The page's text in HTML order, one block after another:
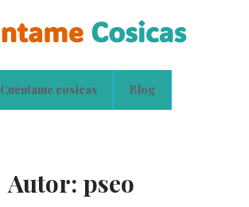
Cuéntame cosicas Blog
Autor: pseo